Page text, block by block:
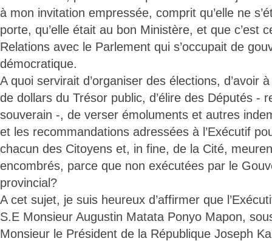
à mon invitation empressée, comprit qu’elle ne
porte, qu’elle était au bon Ministère, et que c’est
Relations avec le Parlement qui s’occupait de
démocratique.
A quoi servirait d’organiser des élections, d’avoir
de dollars du Trésor public, d’élire des Députés -
souverain -, de verser émoluments et autres
et les recommandations adressées à l’Exécutif
chacun des Citoyens et, in fine, de la Cité,
encombrés, parce que non exécutées par le
provincial?
A cet sujet, je suis heureux d’affirmer que
S.E Monsieur Augustin Matata Ponyo Mapon,
Monsieur le Président de la République Joseph